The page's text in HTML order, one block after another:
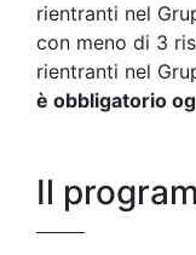
rientranti nel
con meno di 3
rientranti nel
è obbligatorio
Il